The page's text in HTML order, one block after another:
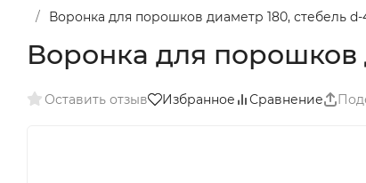
/
Воронка для порошков диаметр 180, стебель
Воронка для порошков
Оставить отзыв Избранное Сравнение